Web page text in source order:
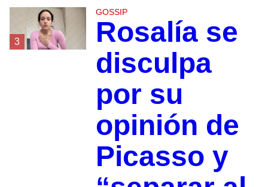
3
GOSSIP
Rosalía se
disculpa
por su
opinión de
Picasso y